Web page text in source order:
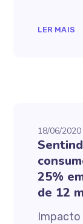
LER MAIS
18/06/2020
25%
de 12
Impacto